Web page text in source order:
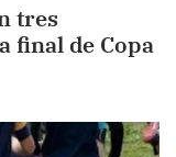
tres
final de Copa